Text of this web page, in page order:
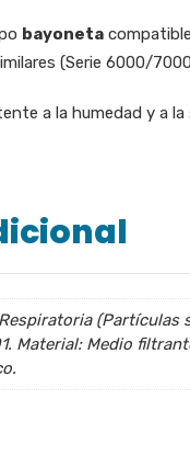
bayoneta
(Serie 6000/
a la humedad y a
(Partículas
Material: Medio